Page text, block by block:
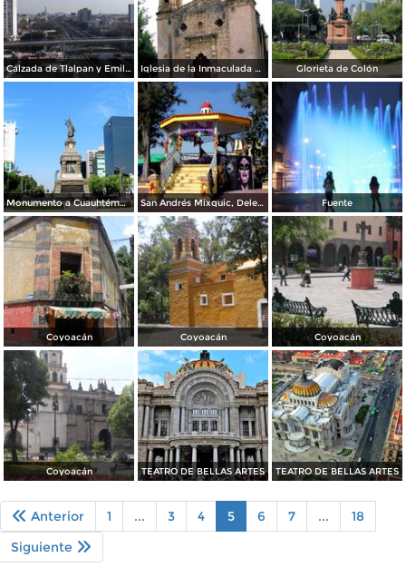
Calzada de Tlalpan y Emiliano Zapata. Abril/2014 Iglesia de la Inmaculada Concepción Glorieta de Colón
Monumento a Cuauhtémoc, Avenida Reforma San Andrés Mixquic, Delegación Tláhuac: Día de Muertos Fuente
Coyoacán Coyoacán Coyoacán
Coyoacán TEATRO DE BELLAS ARTES TEATRO DE BELLAS ARTES
Anterior 1 ... 3 4 5 6 7 ...
18
Siguiente